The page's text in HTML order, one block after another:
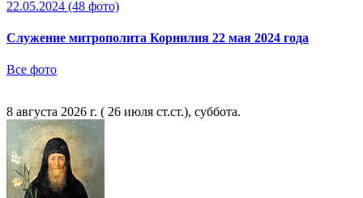
22.05.2024 (48 фото)
Служение митрополита Корнилия 22 мая 2024 года
Все фото
8 августа 2026 г. ( 26 июля ст.ст.), суббота.